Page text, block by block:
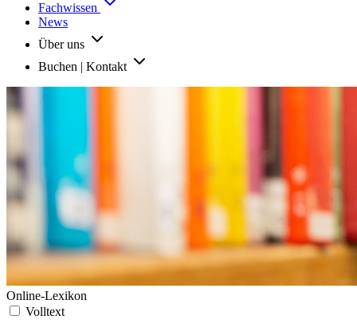
Fachwissen
News
Über uns
Buchen | Kontakt
Online-Lexikon
Volltext